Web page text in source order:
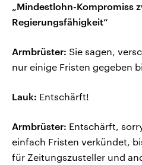
„Mindestlohn-Kompromiss
Regierungsfähigkeit“
Armbrüster: Sie sagen,
nur einige Fristen gegeben
Lauk: Entschärft!
Armbrüster: Entschärft,
einfach Fristen verkündet,
für Zeitungszusteller und